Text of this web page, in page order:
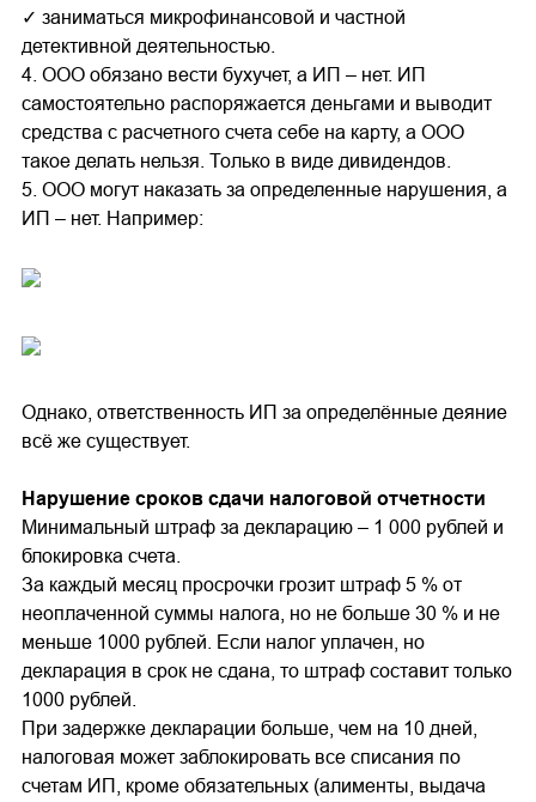
✓ заниматься микрофинансовой и частной
детективной деятельностью.
4. ООО обязано вести бухучет, а ИП – нет. ИП
самостоятельно распоряжается деньгами и выводит
средства с расчетного счета себе на карту, а ООО
такое делать нельзя. Только в виде дивидендов.
5. ООО могут наказать за определенные нарушения, а
ИП – нет. Например:
Однако, ответственность ИП за определённые деяние
всё же существует.
Нарушение сроков сдачи налоговой отчетности
Минимальный штраф за декларацию – 1 000 рублей и
блокировка счета.
За каждый месяц просрочки грозит штраф 5 % от
неоплаченной суммы налога, но не больше 30 % и не
меньше 1000 рублей. Если налог уплачен, но
декларация в срок не сдана, то штраф составит только
1000 рублей.
При задержке декларации больше, чем на 10 дней,
налоговая может заблокировать все списания по
счетам ИП, кроме обязательных (алименты, выдача